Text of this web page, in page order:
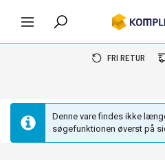
FRI RETUR
Denne vare findes ikke
søgefunktionen øverst på